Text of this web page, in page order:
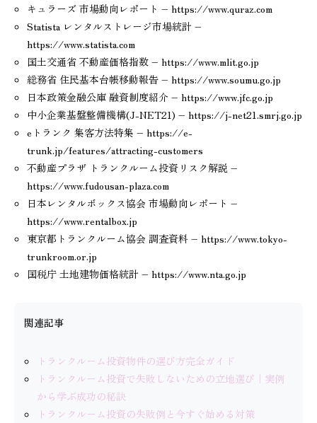
キュラーズ 市場動向レポート – https://www.quraz.com
Statista レンタルストレージ市場統計 –
https://www.statista.com
国土交通省 不動産価格指数 – https://www.mlit.go.jp
総務省 住民基本台帳移動報告 – https://www.soumu.go.jp
日本政策金融公庫 融資制度紹介 – https://www.jfc.go.jp
中小企業基盤整備機構(J-NET21) – https://j-net21.smrj.go.jp
eトランク 集客方法特集 – https://e-
trunk.jp/features/attracting-customers
不動産プラザ トランクルーム投資リスク解説 –
https://www.fudousan-plaza.com
日本レンタルボックス協会 市場動向レポート –
https://www.rentalbox.jp
東京都トランクルーム協会 調査資料 – https://www.tokyo-
trunkroom.or.jp
国税庁 土地建物価格統計 – https://www.nta.go.jp
関連記事
トランクルーム投資物件の選び方完全ガイド
トランクルーム投資で失敗しないための立地選び｜実例
から学ぶ成功の秘訣
トランクルーム投資の失敗例と今すぐ始める対策